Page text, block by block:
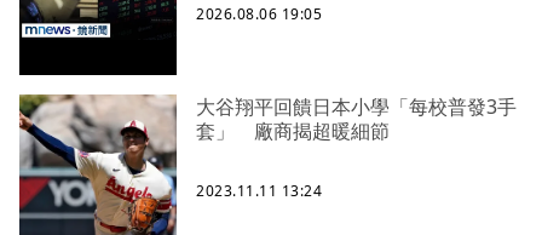
2026.08.06 19:05
大谷翔平回饋日本小學「每校普發3手
套」 廠商揭超暖細節
2023.11.11 13:24